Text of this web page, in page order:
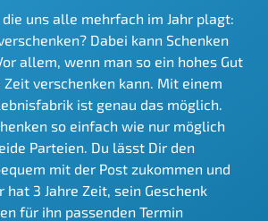
uns alle mehrfach im Jahr plagt:
Dabei kann Schenken
allem, wenn man so ein hohes Gut
verschenken kann. Mit einem
ist genau das möglich.
so einfach wie nur möglich
Parteien. Du lässt Dir den
mit der Post zukommen und
hat 3 Jahre Zeit, sein Geschenk
für ihn passenden Termin